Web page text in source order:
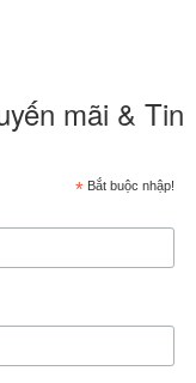
mãi & Tin
* Bắt buộc nhập!